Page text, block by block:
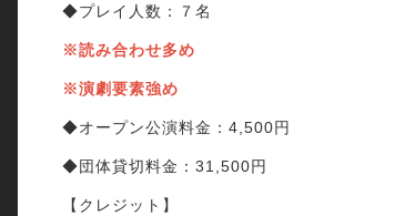
◆プレイ人数：７名
※読み合わせ多め
※演劇要素強め
◆オープン公演料金：4,500円
◆団体貸切料金：31,500円
【クレジット】